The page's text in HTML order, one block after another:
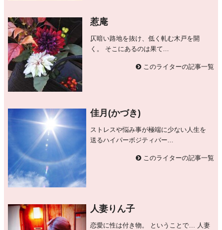
惹庵
仄暗い路地を抜け、低く軋む木戸を開
く。 そこにあるのは果て...
このライターの記事一覧
佳月(かづき)
ストレスや悩み事が極端に少ない人生を
送るハイパーボジティバー...
このライターの記事一覧
人妻りん子
恋愛に性は付き物。 ということで… 人妻